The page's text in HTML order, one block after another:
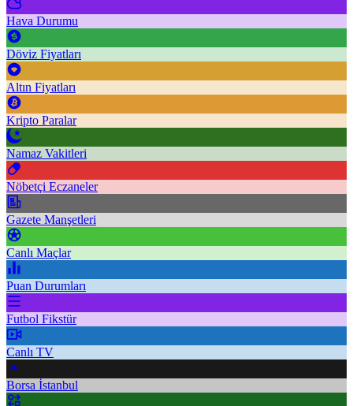
Hava Durumu
Döviz Fiyatları
Altın Fiyatları
Kripto Paralar
Namaz Vakitleri
Nöbetçi Eczaneler
Gazete Manşetleri
Canlı Maçlar
Puan Durumları
Futbol Fikstür
Canlı TV
Borsa İstanbul